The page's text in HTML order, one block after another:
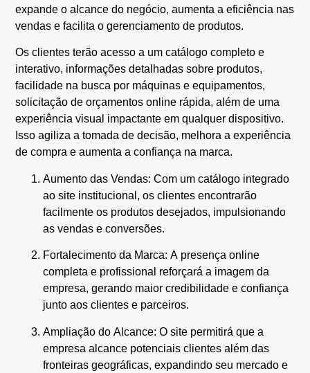
expande o alcance do negócio, aumenta a eficiência nas
vendas e facilita o gerenciamento de produtos.
Os clientes terão acesso a um catálogo completo e
interativo, informações detalhadas sobre produtos,
facilidade na busca por máquinas e equipamentos,
solicitação de orçamentos online rápida, além de uma
experiência visual impactante em qualquer dispositivo.
Isso agiliza a tomada de decisão, melhora a experiência
de compra e aumenta a confiança na marca.
Aumento das Vendas: Com um catálogo integrado
ao site institucional, os clientes encontrarão
facilmente os produtos desejados, impulsionando
as vendas e conversões.
Fortalecimento da Marca: A presença online
completa e profissional reforçará a imagem da
empresa, gerando maior credibilidade e confiança
junto aos clientes e parceiros.
Ampliação do Alcance: O site permitirá que a
empresa alcance potenciais clientes além das
fronteiras geográficas, expandindo seu mercado e